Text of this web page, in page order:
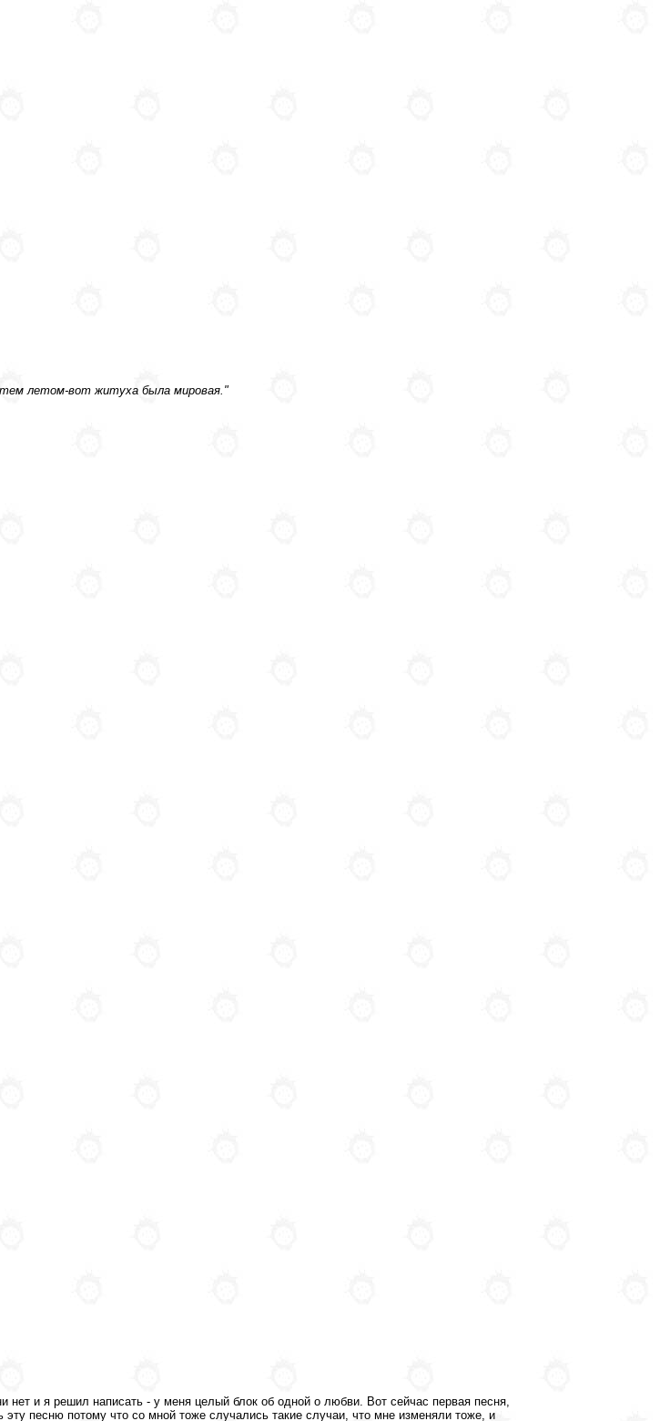
тем летом-вот житуха была мировая."
и я решил написать - у меня целый блок об одной о любви. Вот сейчас первая песня,
песню потому что со мной тоже случались такие случаи, что мне изменяли тоже, и